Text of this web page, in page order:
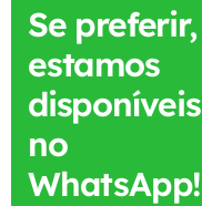
Se preferir,
estamos
disponíveis
no
WhatsApp!